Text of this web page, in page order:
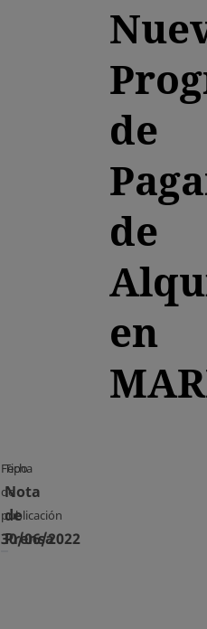
de
de
en
Fecha
de
publicación
30/06/2022
Tipo
Nota
de
Prensa